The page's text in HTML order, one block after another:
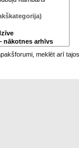
meklēt arī